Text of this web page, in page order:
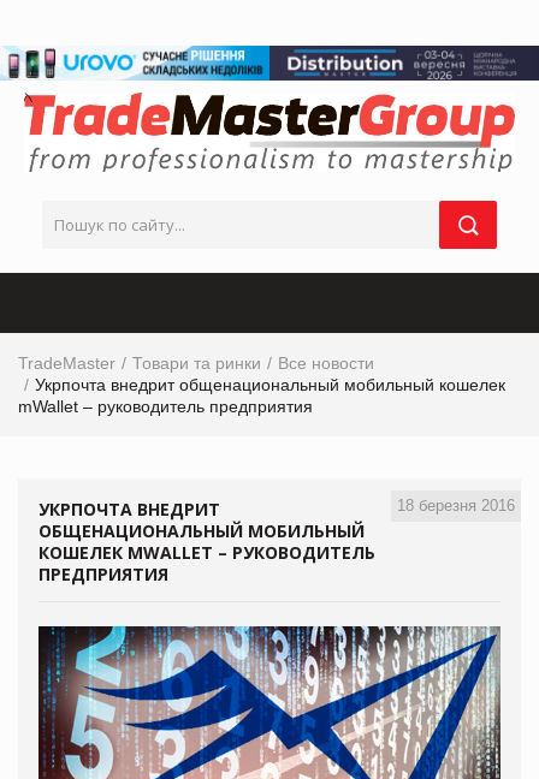
TradeMaster Товари та ринки
Все новости
Укрпочта внедрит общенациональный мобильный кошелек
mWallet – руководитель предприятия
18 березня 2016
УКРПОЧТА ВНЕДРИТ
ОБЩЕНАЦИОНАЛЬНЫЙ МОБИЛЬНЫЙ
КОШЕЛЕК MWALLET – РУКОВОДИТЕЛЬ
ПРЕДПРИЯТИЯ